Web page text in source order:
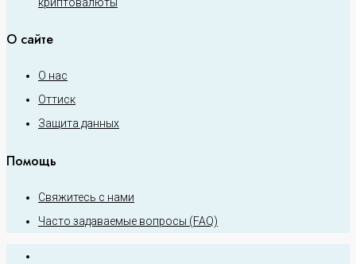
О сайте
О нас
Оттиск
Защита данных
Помощь
Свяжитесь с нами
Часто задаваемые вопросы (FAQ)